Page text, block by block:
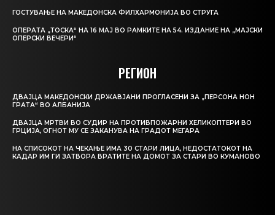
ГОСТУВАЊЕ НА МАКЕДОНСКА ФИЛХАРМОНИЈА ВО СТРУГА
ОПЕРАТА „ТОСКА“ НА 16 МАЈ ВО РАМКИТЕ НА 54. ИЗДАНИЕ НА „МАЈСКИ
ОПЕРСКИ ВЕЧЕРИ“
РЕГИОН
ДВАЈЦА МАКЕДОНСКИ ДРЖАВЈАНИ ПРОГЛАСЕНИ ЗА „ПЕРСОНА НОН
ГРАТА“ ВО АЛБАНИЈА
ДВАЈЦА МРТВИ ВО СУДИР НА ПРОТИВПОЖАРНИ ХЕЛИКОПТЕРИ ВО
ГРЦИЈА, ОГНОТ МУ СЕ ЗАКАНУВА НА ГРАДОТ МЕГАРА
НА СПИСОКОТ НА ЧЕКАЊЕ ИМА 30 СТАРИ ЛИЦА, НЕДОСТАТОКОТ НА
КАДАР ИМ ГИ ЗАТВОРА ВРАТИТЕ НА ДОМОТ ЗА СТАРИ ВО КУМАНОВО